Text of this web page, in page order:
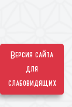
Версия сайта
для
слабовидящих